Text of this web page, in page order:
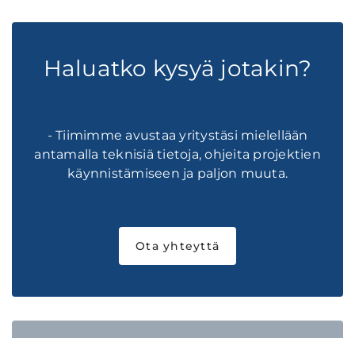
Haluatko kysyä jotakin?
- Tiimimme avustaa yritystäsi mielellään
antamalla teknisiä tietoja, ohjeita projektien
käynnistämiseen ja paljon muuta.
Ota yhteyttä